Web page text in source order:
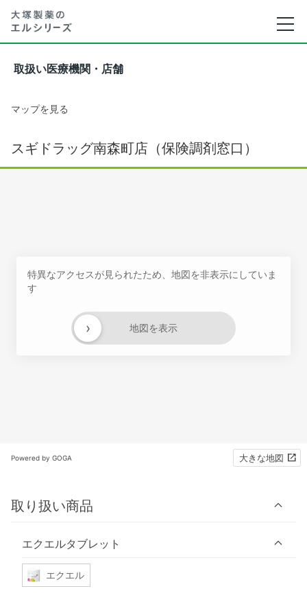
取扱い医療機関・店舗
マップを見る
スギドラッグ南森町店（保険調剤窓口）
特異なアクセスが見られたため、地図を非表示にしていま
す
地図を表示
›
Powered by GOGA 大きな地図
取り扱い商品
エクエルタブレット
エクエル